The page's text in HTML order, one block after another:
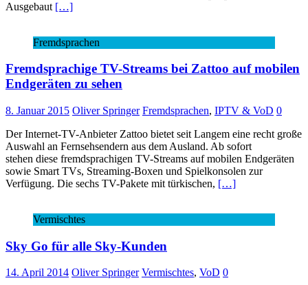
Ausgebaut […]
Fremdsprachen
Fremdsprachige TV-Streams bei Zattoo auf mobilen
Endgeräten zu sehen
8. Januar 2015 Oliver Springer Fremdsprachen, IPTV & VoD 0
Der Internet-TV-Anbieter Zattoo bietet seit Langem eine recht große
Auswahl an Fernsehsendern aus dem Ausland. Ab sofort
stehen diese fremdsprachigen TV-Streams auf mobilen Endgeräten
sowie Smart TVs, Streaming-Boxen und Spielkonsolen zur
Verfügung. Die sechs TV-Pakete mit türkischen, […]
Vermischtes
Sky Go für alle Sky-Kunden
14. April 2014 Oliver Springer Vermischtes, VoD 0